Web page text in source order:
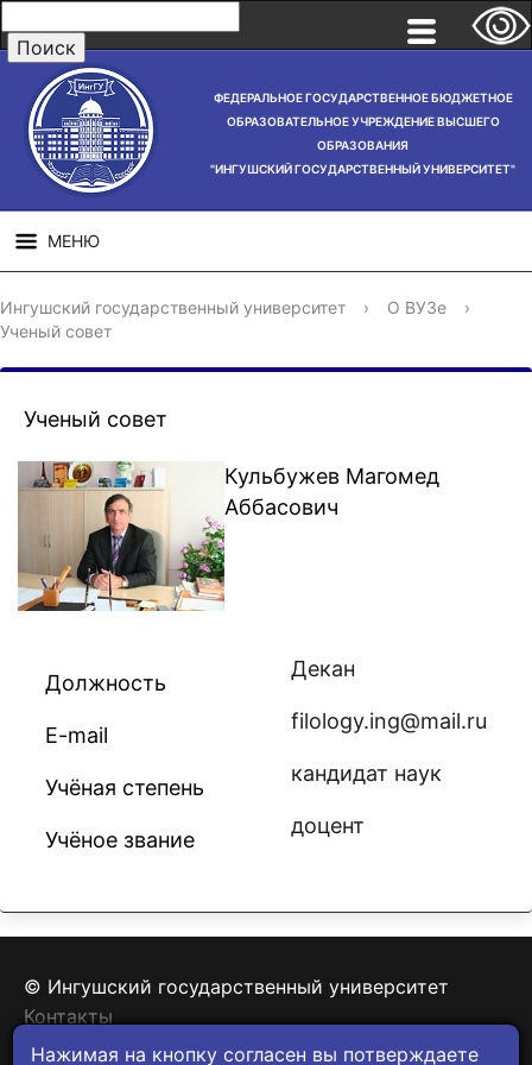
ФЕДЕРАЛЬНОЕ ГОСУДАРСТВЕННОЕ БЮДЖЕТНОЕ
ОБРАЗОВАТЕЛЬНОЕ УЧРЕЖДЕНИЕ ВЫСШЕГО
ОБРАЗОВАНИЯ
"ИНГУШСКИЙ ГОСУДАРСТВЕННЫЙ УНИВЕРСИТЕТ"
МЕНЮ
СВЕДЕНИЯ ОБ
ОБРАЗОВАТЕЛЬНОЙ
НАУЧНАЯ
ДЕЯТЕЛЬНОСТЬ
Ингушский государственный университет › О ВУЗе
›
Ученый совет
Ученый совет
Кульбужев Магомед
Аббасович
Должность
Декан
E-mail
filology.ing@mail.ru
Учёная степень
кандидат наук
Учёное звание
доцент
© Ингушский государственный университет
Контакты
Политика конфиденциальности
Нажимая на кнопку согласен вы потверждаете